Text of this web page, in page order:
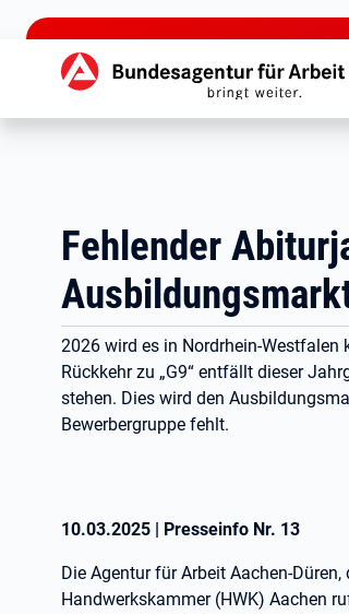
zu den Hauptinhalten springen
Hauptnavigation
Fehlender
2026 wird es in Nordrhein-
Rückkehr zu „G9“ entfällt dieser
stehen. Dies wird den
Bewerbergruppe fehlt.
10.03.2025 | Presseinfo Nr. 13
Die Agentur für Arbeit Aachen-
Handwerkskammer (HWK) Aachen